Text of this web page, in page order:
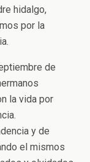
hidalgo,
por la
de
la vida por
y de
el mismos